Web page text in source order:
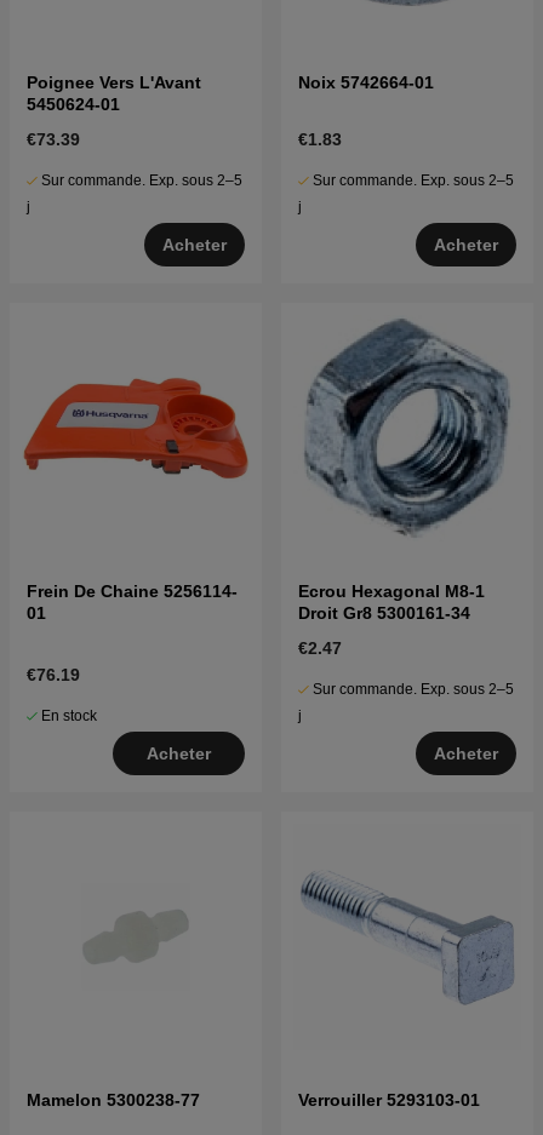
Poignee Vers L'Avant
5450624-01
€73.39
Sur commande. Exp. sous 2–5
j
Acheter
Noix 5742664-01
€1.83
Sur commande. Exp. sous 2–5
j
Acheter
Frein De Chaine 5256114-
01
€76.19
En stock
Acheter
Ecrou Hexagonal M8-1
Droit Gr8 5300161-34
€2.47
Sur commande. Exp. sous 2–5
j
Acheter
Mamelon 5300238-77 Verrouiller 5293103-01